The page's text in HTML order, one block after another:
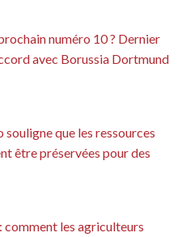
numéro 10 ? Dernier
avec Borussia Dortmund
que les ressources
être préservées pour des
comment les agriculteurs